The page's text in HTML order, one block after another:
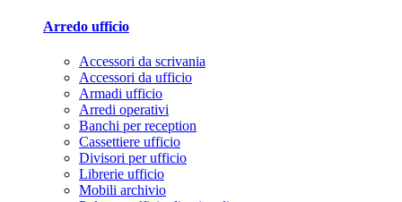
Arredo ufficio
Accessori da scrivania
Accessori da ufficio
Armadi ufficio
Arredi operativi
Banchi per reception
Cassettiere ufficio
Divisori per ufficio
Librerie ufficio
Mobili archivio